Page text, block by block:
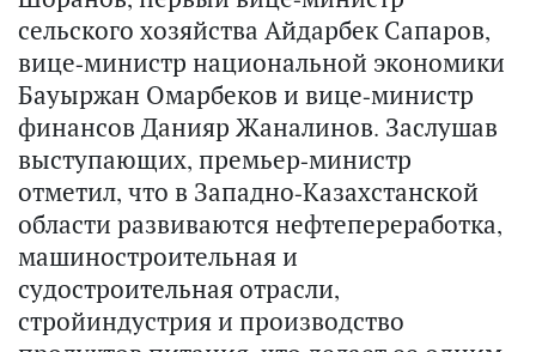
сельского хозяйства Айдарбек Сапаров,
вице-министр национальной экономики
Бауыржан Омарбеков и вице-министр
финансов Данияр Жаналинов. Заслушав
выступающих, премьер-министр
отметил, что в Западно-Казахстанской
области развиваются нефтепереработка,
машиностроительная и
судостроительная отрасли,
стройиндустрия и производство